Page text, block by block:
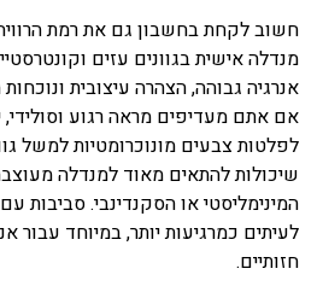
חשוב לקחת בחשבון גם את רמת הרוויה
מנדלה אישית בגוונים עזים
אנרגיה גבוהה, הצהרה עיצובית
אם אתם מעדיפים מראה רגוע וסולידי,
לפלטות צבעים מונוכרומטיות למשל
שיכולות להתאים מאוד למנדלה
המינימליסטי או הסקנדינבי. סביבות
לעיתים כמרגיעות יותר, במיוחד עבור
חזותיים.